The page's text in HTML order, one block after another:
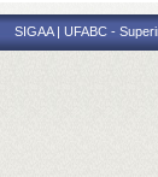
SIGAA | UFABC -